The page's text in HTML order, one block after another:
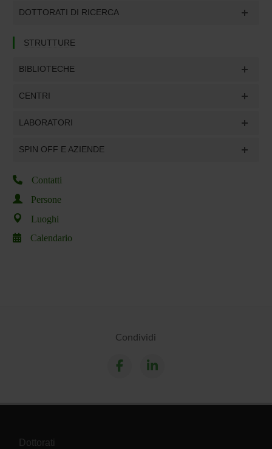
DOTTORATI DI RICERCA
STRUTTURE
BIBLIOTECHE
CENTRI
LABORATORI
SPIN OFF E AZIENDE
Contatti
Persone
Luoghi
Calendario
Condividi
Dottorati